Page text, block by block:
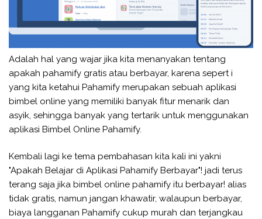
Adalah hal yang wajar jika kita menanyakan tentang
apakah pahamify gratis atau berbayar, karena sepert i
yang kita ketahui Pahamify merupakan sebuah aplikasi
bimbel online yang memiliki banyak fitur menarik dan
asyik, sehingga banyak yang tertarik untuk menggunakan
aplikasi Bimbel Online Pahamify.
Kembali lagi ke tema pembahasan kita kali ini yakni
"Apakah Belajar di Aplikasi Pahamify Berbayar"! jadi terus
terang saja jika bimbel online pahamify itu berbayar! alias
tidak gratis, namun jangan khawatir, walaupun berbayar,
biaya langganan Pahamify cukup murah dan terjangkau